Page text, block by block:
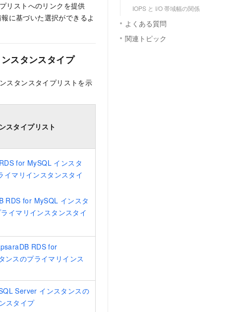
リストへのリンクを提供
に基づいた選択ができるよ
スタンスタイプ
スタンスタイプリストを示
スタイプリスト
for MySQL インスタ
イマリインスタンスタイ
RDS for MySQL インスタ
イマリインスタンスタイ
RDS for
ンスのプライマリインス
Server インスタンスの
スタイプ
IOPS と I/O 帯域幅の関係
よくある質問
関連トピック